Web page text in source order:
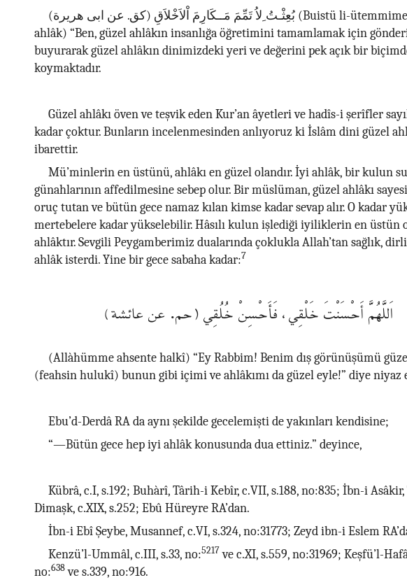
بُعِثْـتُ ِلاُ تَمِّمَ مَــكَارِمَ اْلاَخْلاَقِ (كق. عن ابى هريرة) (Buistü li-ütemmime mekârime’l-
ahlâk) “Ben, güzel ahlâkın insanlığa öğretimini tamamlamak için
buyurarak güzel ahlâkın dinimizdeki yeri ve değerini pek açık bir
koymaktadır.
Güzel ahlâkı öven ve teşvik eden Kur’an âyetleri ve hadîs-i şerîfler
kadar çoktur. Bunların incelenmesinden anlıyoruz ki İslâm dini güzel
ibarettir.
Mü’minlerin en üstünü, ahlâkı en güzel olandır. İyi ahlâk, bir kulun
günahlarının affedilmesine sebep olur. Bir müslüman, güzel ahlâkı
oruç tutan ve bütün gece namaz kılan kimse kadar sevap alır. O kadar
mertebelere kadar yükselebilir. Hâsılı kulun işlediği iyiliklerin en üstün
ahlâktır. Sevgili Peygamberimiz dualarında çoklukla Allah’tan sağlık,
ahlâk isterdi. Yine bir gece sabaha kadar:7
اَللَّهُمَّ أَحْسَنْتَ خَلْقِي، فَأَحْسِنْ خُلُقِي (حم. عن عائشة)
(Allàhümme ahsente halkî) “Ey Rabbim! Benim dış görünüşümü
(feahsin hulukî) bunun gibi içimi ve ahlâkımı da güzel eyle!” diye niyaz
Ebu’d-Derdâ RA da aynı şekilde gecelemişti de yakınları kendisine;
“—Bütün gece hep iyi ahlâk konusunda dua ettiniz.” deyince,
Kübrâ, c.I, s.192; Buhàrî, Târih-i Kebîr, c.VII, s.188, no:835; İbn-i
Dimaşk, c.XIX, s.252; Ebû Hüreyre RA’dan.
İbn-i Ebî Şeybe, Musannef, c.VI, s.324, no:31773; Zeyd ibn-i Eslem
Kenzü’l-Ummâl, c.III, s.33, no:5217 ve c.XI, s.559, no:31969; Keşfü’l-
no:638 ve s.339, no:916.